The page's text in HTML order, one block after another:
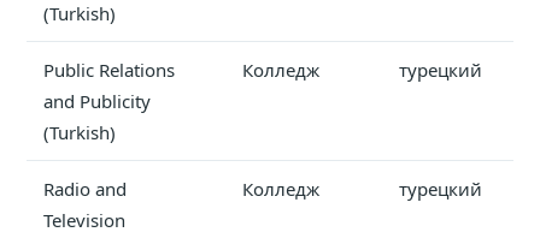
(Turkish)
Public Relations
and Publicity
(Turkish)
Колледж турецкий
Radio and
Television
Колледж турецкий